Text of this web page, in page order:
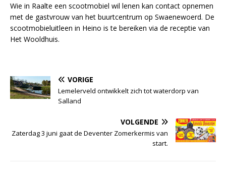
Wie in Raalte een scootmobiel wil lenen kan contact opnemen
met de gastvrouw van het buurtcentrum op Swaenewoerd. De
scootmobieluitleen in Heino is te bereiken via de receptie van
Het Wooldhuis.
VORIGE
Lemelerveld ontwikkelt zich tot waterdorp van
Salland
VOLGENDE
Zaterdag 3 juni gaat de Deventer Zomerkermis van
start.